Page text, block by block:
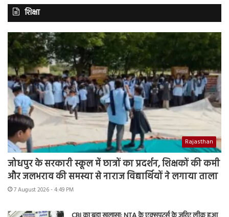
शिक्षा
Rajasthan
जोधपुर के सरकारी स्कूल में छात्रों का प्रदर्शन, शिक्षकों की कमी
और जलभराव की समस्या से नाराज विद्यार्थियों ने लगाया ताला
7 August 2026 - 4:49 PM